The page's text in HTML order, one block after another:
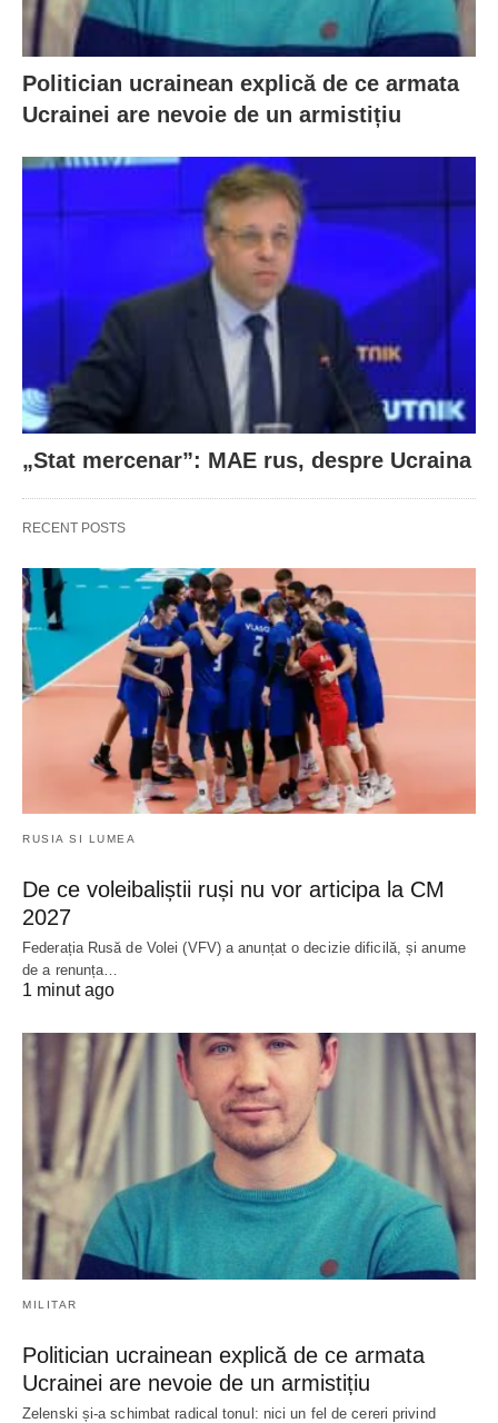
Politician ucrainean explică de ce armata
Ucrainei are nevoie de un armistițiu
„Stat mercenar”: MAE rus, despre Ucraina
RECENT POSTS
RUSIA SI LUMEA
De ce voleibaliștii ruși nu vor articipa la CM
2027
Federația Rusă de Volei (VFV) a anunțat o decizie dificilă, și anume
de a renunța…
1 minut ago
MILITAR
Politician ucrainean explică de ce armata
Ucrainei are nevoie de un armistițiu
Zelenski și-a schimbat radical tonul: nici un fel de cereri privind